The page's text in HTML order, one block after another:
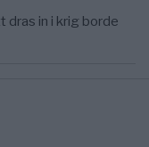
dras in i krig borde